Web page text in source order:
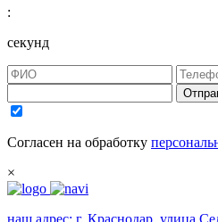
:
секунд
Согласен на обработку
×
наш адрес: г. Краснодар, улица